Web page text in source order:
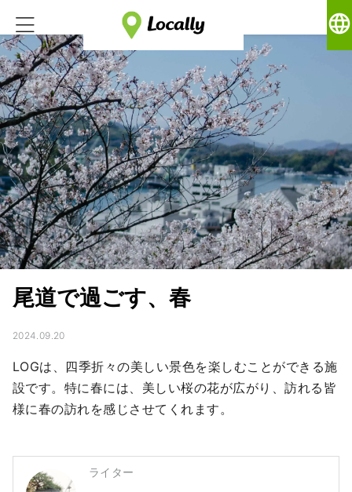
language
尾道で過ごす、春
2024.09.20
LOGは、四季折々の美しい景色を楽しむことができる施
設です。特に春には、美しい桜の花が広がり、訪れる皆
様に春の訪れを感じさせてくれます。
ライター